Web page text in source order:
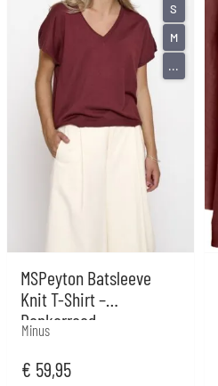
MSPeyton Batsleeve
Knit T-Shirt –
Donkerrood
Minus
€ 59,95
S
M
...